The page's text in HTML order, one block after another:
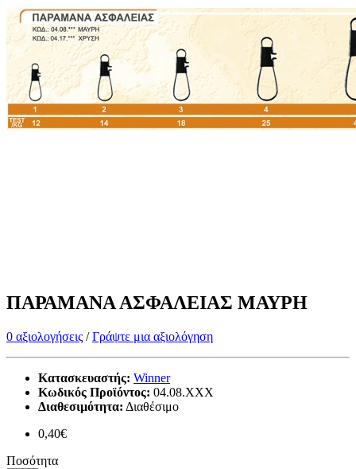
ΠΑΡΑΜΑΝΑ ΑΣΦΑΛΕΙΑΣ ΜΑΥΡΗ
0 αξιολογήσεις /Γράψτε μια αξιολόγηση
Κατασκευαστής: Winner
Κωδικός Προϊόντος: 04.08.ΧΧΧ
Διαθεσιμότητα: Διαθέσιμο
0,40€
Ποσότητα